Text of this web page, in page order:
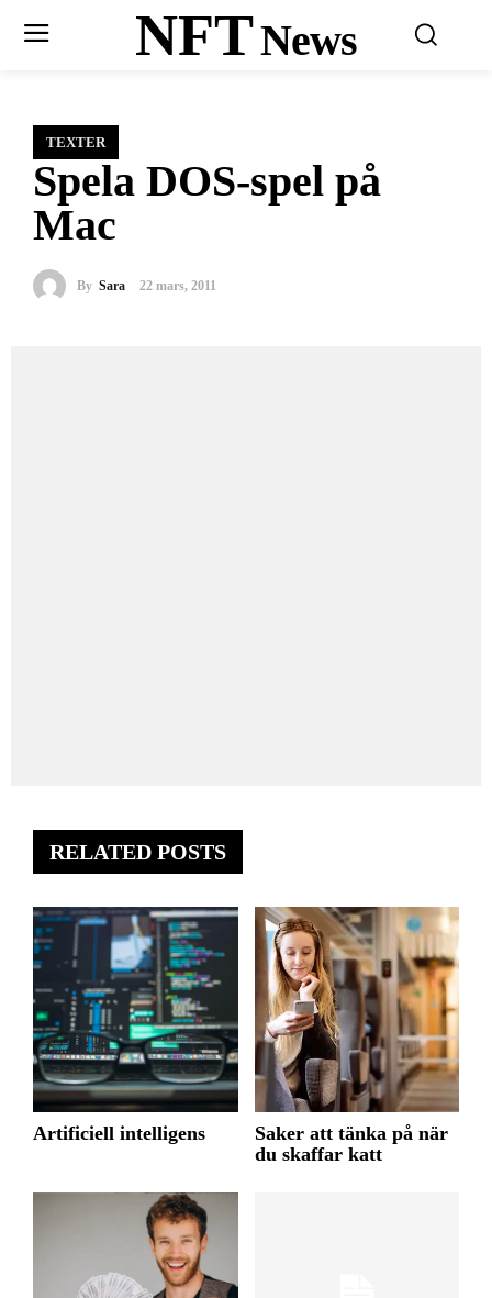
NFTNews
TEXTER
Spela DOS-spel på
Mac
By Sara 22 mars, 2011
RELATED POSTS
Artificiell intelligens
Saker att tänka på när
du skaffar katt